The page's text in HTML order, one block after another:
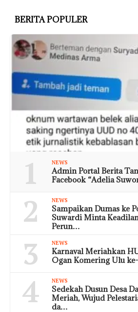
BERITA POPULER
1 NEWS
Admin Portal Berita
Facebook “Adelia
2 NEWS
Sampaikan Dumas ke
Suwardi Minta
Perun…
3 NEWS
Karnaval Meriahkan
Ogan Komering Ulu
4 NEWS
Sedekah Dusun Desa
Meriah, Wujud
da…